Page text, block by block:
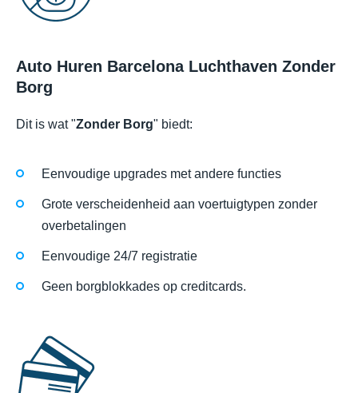
Auto Huren Barcelona Luchthaven Zonder
Borg
Dit is wat "Zonder Borg" biedt:
Eenvoudige upgrades met andere functies
Grote verscheidenheid aan voertuigtypen zonder
overbetalingen
Eenvoudige 24/7 registratie
Geen borgblokkades op creditcards.